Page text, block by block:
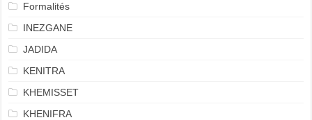
Formalités
INEZGANE
JADIDA
KENITRA
KHEMISSET
KHENIFRA